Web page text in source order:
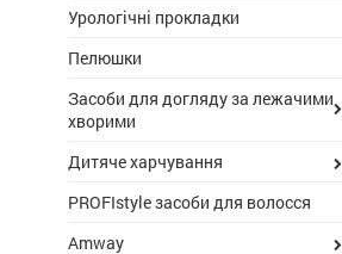
Урологічні прокладки
Пелюшки
Засоби для догляду за лежачими
хворими
Дитяче харчування
PROFIstyle засоби для волосся
Amway